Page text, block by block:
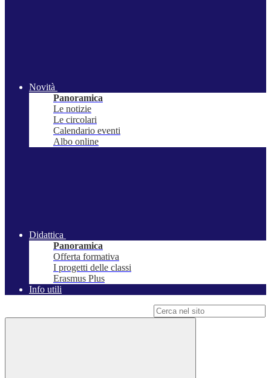
Novità
Panoramica
Le notizie
Le circolari
Calendario eventi
Albo online
Didattica
Panoramica
Offerta formativa
I progetti delle classi
Erasmus Plus
Info utili